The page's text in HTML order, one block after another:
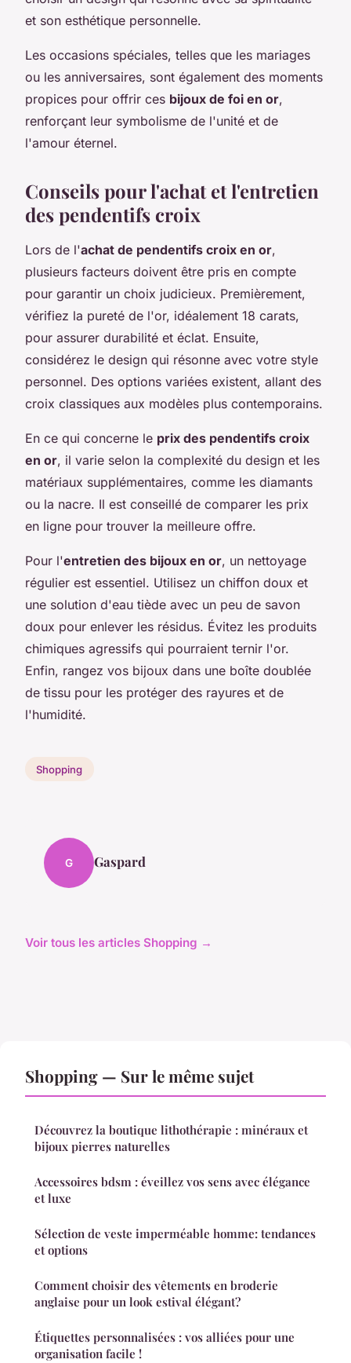
et son esthétique personnelle.
Les occasions spéciales, telles que les mariages
ou les anniversaires, sont également des moments
propices pour offrir ces bijoux de foi en or,
renforçant leur symbolisme de l'unité et de
l'amour éternel.
Conseils pour l'achat et l'entretien
des pendentifs croix
Lors de l'achat de pendentifs croix en or,
plusieurs facteurs doivent être pris en compte
pour garantir un choix judicieux. Premièrement,
vérifiez la pureté de l'or, idéalement 18 carats,
pour assurer durabilité et éclat. Ensuite,
considérez le design qui résonne avec votre style
personnel. Des options variées existent, allant des
croix classiques aux modèles plus contemporains.
En ce qui concerne le prix des pendentifs croix
en or, il varie selon la complexité du design et les
matériaux supplémentaires, comme les diamants
ou la nacre. Il est conseillé de comparer les prix
en ligne pour trouver la meilleure offre.
Pour l'entretien des bijoux en or, un nettoyage
régulier est essentiel. Utilisez un chiffon doux et
une solution d'eau tiède avec un peu de savon
doux pour enlever les résidus. Évitez les produits
chimiques agressifs qui pourraient ternir l'or.
Enfin, rangez vos bijoux dans une boîte doublée
de tissu pour les protéger des rayures et de
l'humidité.
Shopping
G Gaspard
Voir tous les articles Shopping →
Shopping — Sur le même sujet
Découvrez la boutique lithothérapie : minéraux et
bijoux pierres naturelles
Accessoires bdsm : éveillez vos sens avec élégance
et luxe
Sélection de veste imperméable homme: tendances
et options
Comment choisir des vêtements en broderie
anglaise pour un look estival élégant?
Étiquettes personnalisées : vos alliées pour une
organisation facile !